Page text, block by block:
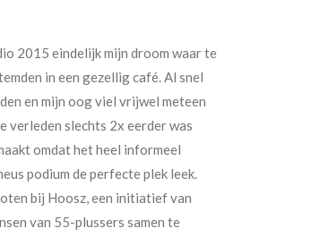
2015 eindelijk mijn droom waar te
in een gezellig café. Al snel
en mijn oog viel vrijwel meteen
verleden slechts 2x eerder was
omdat het heel informeel
podium de perfecte plek leek.
bij Hoosz, een initiatief van
van 55-plussers samen te